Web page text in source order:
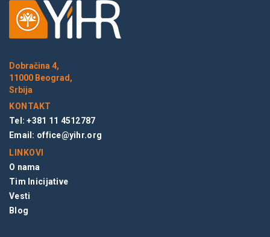
Dobračina 4,
11000 Beograd,
Srbija
KONTAKT
Tel: +381 11 4512787
Email: office@yihr.org
LINKOVI
O nama
Tim Inicijative
Vesti
Blog